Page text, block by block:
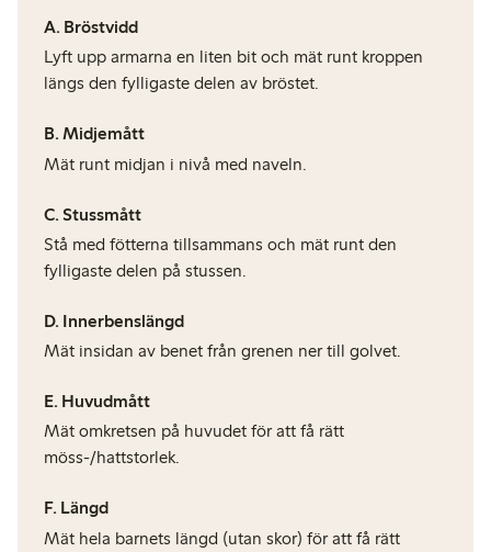
A. Bröstvidd
Lyft upp armarna en liten bit och mät runt kroppen
längs den fylligaste delen av bröstet.
B. Midjemått
Mät runt midjan i nivå med naveln.
C. Stussmått
Stå med fötterna tillsammans och mät runt den
fylligaste delen på stussen.
D. Innerbenslängd
Mät insidan av benet från grenen ner till golvet.
E. Huvudmått
Mät omkretsen på huvudet för att få rätt
möss-/hattstorlek.
F. Längd
Mät hela barnets längd (utan skor) för att få rätt